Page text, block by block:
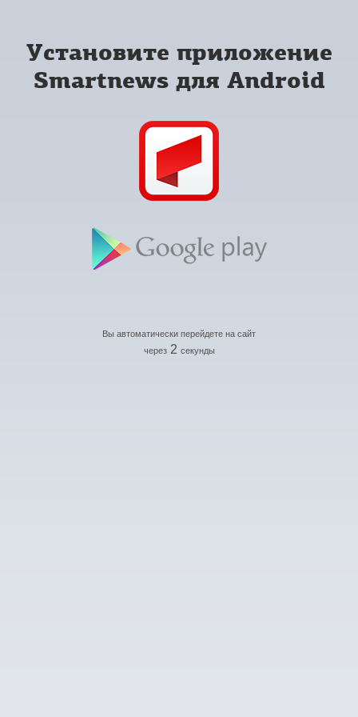
Установите приложение
Smartnews для Android
Вы автоматически перейдете на сайт
через 2 секунды